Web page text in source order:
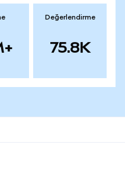
Değerlendirme
75.8K